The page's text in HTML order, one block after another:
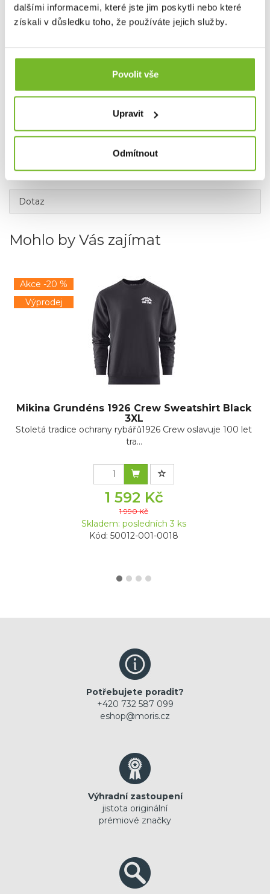
dalšími informacemi, které jste jim poskytli nebo které
získali v důsledku toho, že používáte jejich služby.
Povolit vše
Upravit
Odmítnout
Dotaz
Mohlo by Vás zajímat
Akce -20 %
Výprodej
Mikina Grundéns 1926 Crew Sweatshirt Black
3XL
Stoletá tradice ochrany rybářů1926 Crew oslavuje 100 let
tra...
1 592 Kč
1 990 Kč
Skladem: posledních 3 ks
Kód: 50012-001-0018
Potřebujete poradit?
+420 732 587 099
eshop@moris.cz
Výhradní zastoupení
jistota originální
prémiové značky